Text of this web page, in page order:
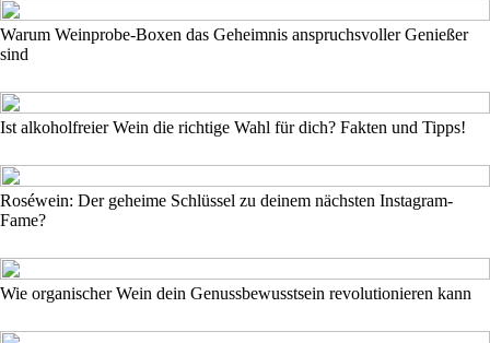
Warum Weinprobe-Boxen das Geheimnis anspruchsvoller Genießer
sind
Ist alkoholfreier Wein die richtige Wahl für dich? Fakten und Tipps!
Roséwein: Der geheime Schlüssel zu deinem nächsten Instagram-
Fame?
Wie organischer Wein dein Genussbewusstsein revolutionieren kann